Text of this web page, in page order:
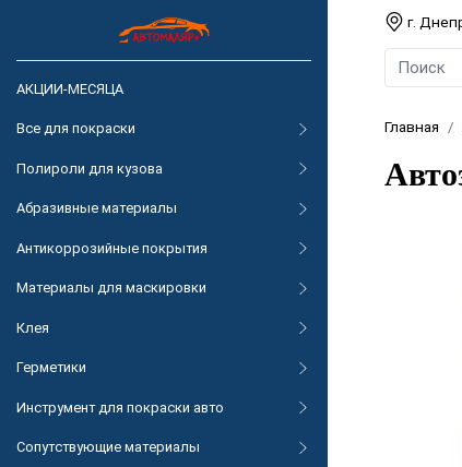
АКЦИИ-МЕСЯЦА
Все для покраски
Полироли для кузова
Абразивные материалы
Антикоррозийные покрытия
Материалы для маскировки
Клея
Герметики
Инструмент для покраски авто
Сопутствующие материалы
г.
Главная